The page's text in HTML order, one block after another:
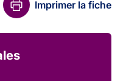
Imprimer la fiche